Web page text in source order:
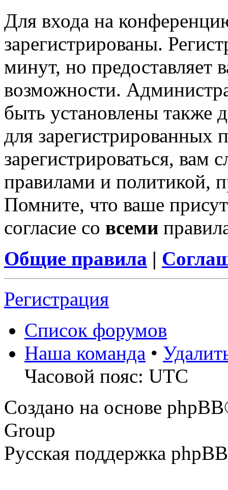
Для входа на
зарегистрированы.
минут, но предоставляет
возможности.
быть установлены также
для зарегистрированных
зарегистрироваться, вам
правилами и политикой,
Помните, что ваше
согласие со всеми
Общие правила |
Регистрация
Список форумов
Наша команда •
Часовой пояс: UTC
Создано на основе
Group
Русская поддержка phpBB